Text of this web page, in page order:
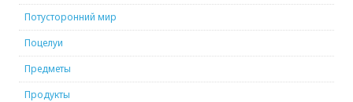
Потусторонний мир
Поцелуи
Предметы
Продукты